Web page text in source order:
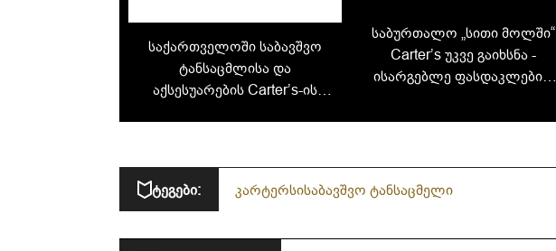
საქართველოში საბავშვო
ტანსაცმლისა და
აქსესუარების Carter’s-ის
საბურთალო „სითი მოლში“
Carter’s უკვე გაიხსნა -
ისარგებლე ფასდაკლებით
ტეგები: კარტერსისაბავშვო ტანსაცმელი